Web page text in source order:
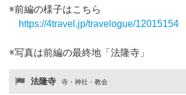
※前編の様子はこちら
https://4travel.jp/travelogue/12015154
※写真は前編の最終地「法隆寺」
法隆寺 寺・神社・教会